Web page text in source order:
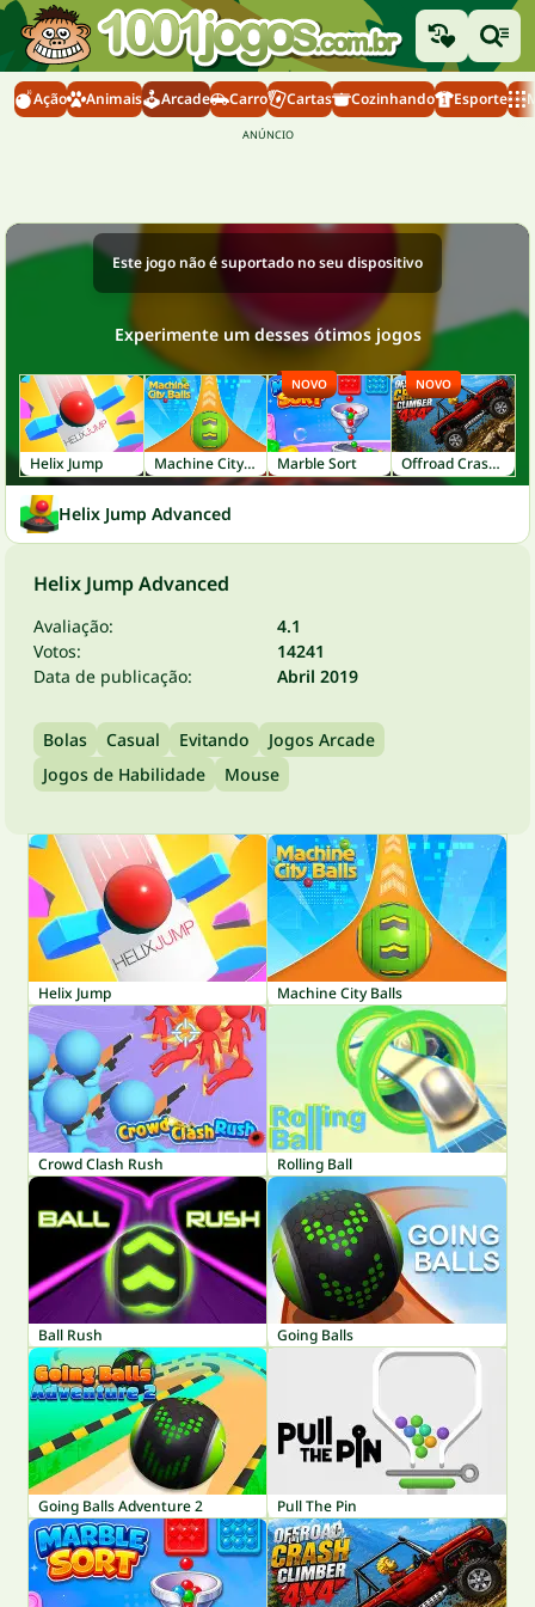
Ação Animais Arcade Carro Cartas Cozinhando Esporte
Este jogo não é suportado no seu dispositivo
Experimente um desses ótimos jogos
Helix Jump Machine City Balls Marble Sort
NOVO
Offroad Crash Climber 4X4
NOVO
Helix Jump Advanced
Helix Jump Advanced
Avaliação:
4.1
Votos:
14241
Data de publicação:
Abril 2019
Bolas Casual Evitando
Jogos Arcade
Jogos de Habilidade
Mouse
Helix Jump Machine City Balls
Crowd Clash Rush Rolling Ball
Ball Rush Going Balls
Going Balls Adventure 2 Pull The Pin